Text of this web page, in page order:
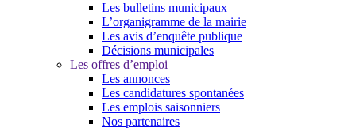
Les bulletins municipaux
L’organigramme de la mairie
Les avis d’enquête publique
Décisions municipales
Les offres d’emploi
Les annonces
Les candidatures spontanées
Les emplois saisonniers
Nos partenaires